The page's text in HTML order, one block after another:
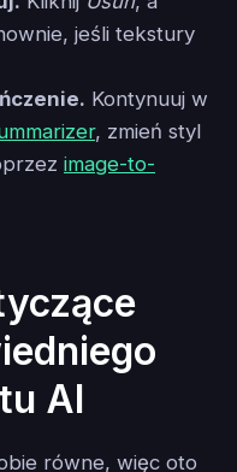
jeśli tekstury
Kontynuuj w
, zmień styl
image-to-
AI
równe, więc oto